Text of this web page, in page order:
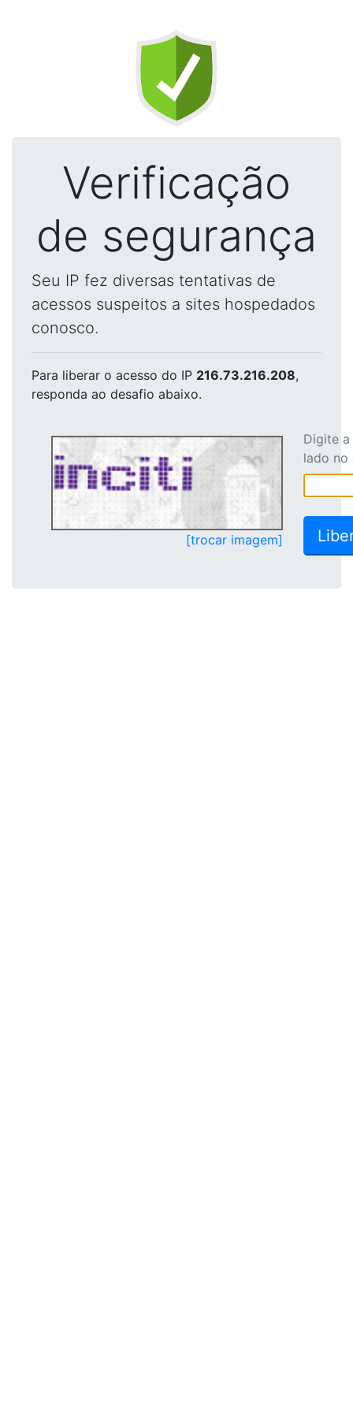
Verificação
de segurança
Seu IP fez diversas tentativas de
acessos suspeitos a sites hospedados
conosco.
Para liberar o acesso do IP 216.73.216.208,
responda ao desafio abaixo.
[trocar imagem]
Digite
lado no